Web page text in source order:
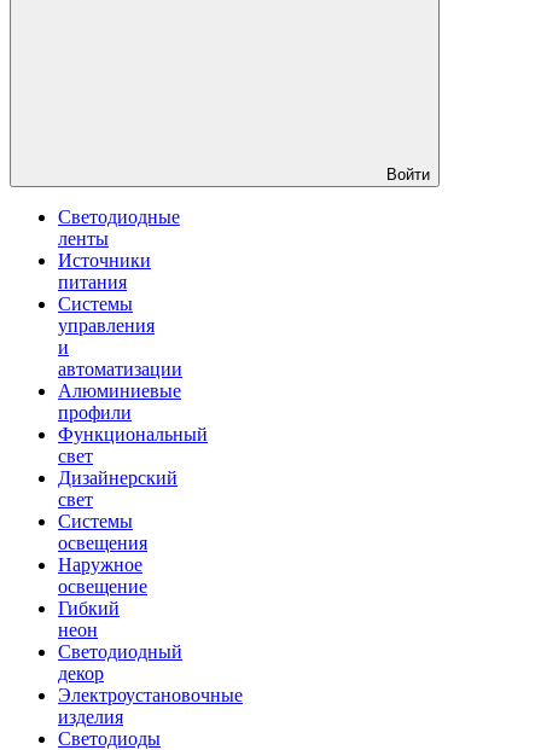
Войти
Светодиодные
ленты
Источники
питания
Системы
управления
и
автоматизации
Алюминиевые
профили
Функциональный
свет
Дизайнерский
свет
Системы
освещения
Наружное
освещение
Гибкий
неон
Светодиодный
декор
Электроустановочные
изделия
Светодиоды